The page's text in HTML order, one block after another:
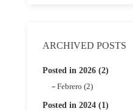
ARCHIVED POSTS
Posted in 2026 (2)
Febrero (2)
Posted in 2024 (1)